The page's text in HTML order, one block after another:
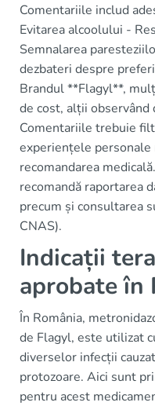
Comentariile includ
Evitarea alcoolului -
Semnalarea
dezbateri despre
Brandul **Flagyl**,
de cost, alții
Comentariile trebuie
experiențele personale
recomandarea
recomandă raportarea
precum și consultarea
CNAS).
Indicații
aprobate în
În România,
de Flagyl, este utilizat
diverselor infecții
protozoare. Aici sunt
pentru acest